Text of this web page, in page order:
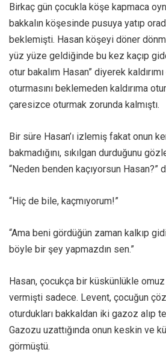
Birkaç gün çocukla köşe kapmaca
bakkalın köşesinde pusuya yatıp
beklemişti. Hasan köşeyi döner
yüz yüze geldiğinde bu kez kaçıp
otur bakalım Hasan” diyerek
oturmasını beklemeden kaldırıma
çaresizce oturmak zorunda kalmıştı.
Bir süre Hasan’ı izlemiş fakat onun
bakmadığını, sıkılgan durduğunu
“Neden benden kaçıyorsun Hasan?”
“Hiç de bile, kaçmıyorum!”
“Ama beni gördüğün zaman kalkıp
böyle bir şey yapmazdın sen.”
Hasan, çocukça bir küskünlükle omuz
vermişti sadece. Levent, çocuğun
oturdukları bakkaldan iki gazoz alıp
Gazozu uzattığında onun keskin ve
görmüştü.